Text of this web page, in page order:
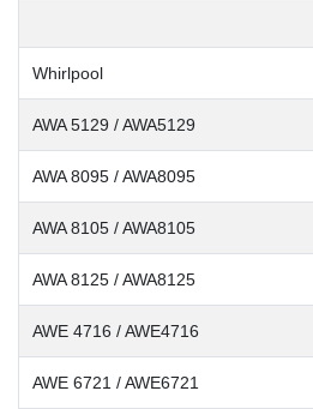
Whirlpool
AWA 5129 / AWA5129
AWA 8095 / AWA8095
AWA 8105 / AWA8105
AWA 8125 / AWA8125
AWE 4716 / AWE4716
AWE 6721 / AWE6721